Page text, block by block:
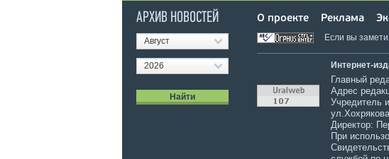
АРХИВ НОВОСТЕЙ
Август
2026
О проекте Реклама
Если вы
Интернет-
Главный
Адрес
Учредитель
Директор:
При